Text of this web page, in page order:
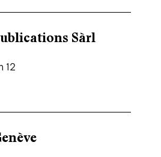
Sàrl
12